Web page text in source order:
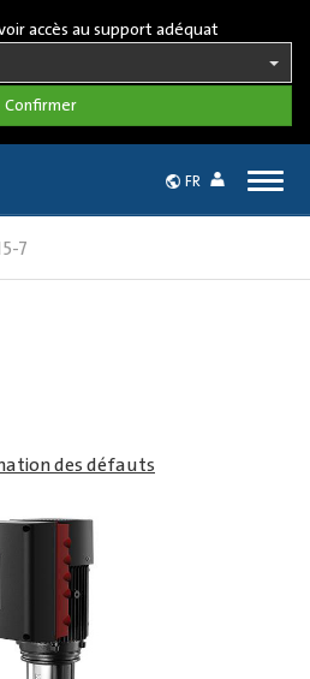
accès au support adéquat
FR
7
des défauts